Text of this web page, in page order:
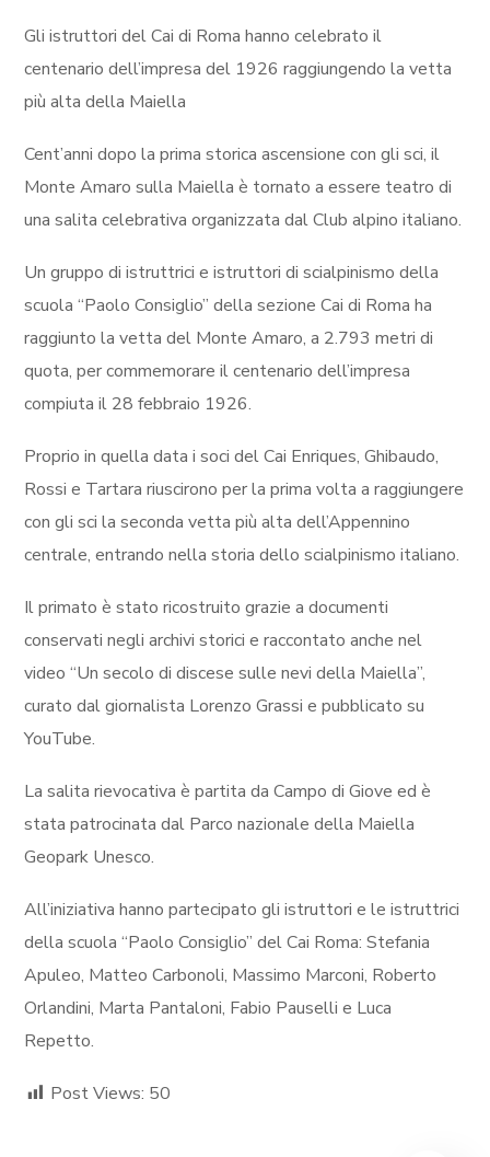
Gli istruttori del Cai di Roma hanno celebrato il
centenario dell’impresa del 1926 raggiungendo la vetta
più alta della Maiella
Cent’anni dopo la prima storica ascensione con gli sci, il
Monte Amaro sulla Maiella è tornato a essere teatro di
una salita celebrativa organizzata dal Club alpino italiano.
Un gruppo di istruttrici e istruttori di scialpinismo della
scuola “Paolo Consiglio” della sezione Cai di Roma ha
raggiunto la vetta del Monte Amaro, a 2.793 metri di
quota, per commemorare il centenario dell’impresa
compiuta il 28 febbraio 1926.
Proprio in quella data i soci del Cai Enriques, Ghibaudo,
Rossi e Tartara riuscirono per la prima volta a raggiungere
con gli sci la seconda vetta più alta dell’Appennino
centrale, entrando nella storia dello scialpinismo italiano.
Il primato è stato ricostruito grazie a documenti
conservati negli archivi storici e raccontato anche nel
video “Un secolo di discese sulle nevi della Maiella”,
curato dal giornalista Lorenzo Grassi e pubblicato su
YouTube.
La salita rievocativa è partita da Campo di Giove ed è
stata patrocinata dal Parco nazionale della Maiella
Geopark Unesco.
All’iniziativa hanno partecipato gli istruttori e le istruttrici
della scuola “Paolo Consiglio” del Cai Roma: Stefania
Apuleo, Matteo Carbonoli, Massimo Marconi, Roberto
Orlandini, Marta Pantaloni, Fabio Pauselli e Luca
Repetto.
Post Views: 50